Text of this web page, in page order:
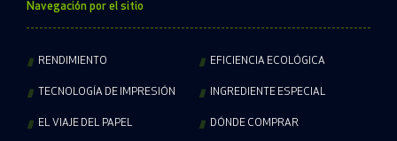
Navegación por el sitio
RENDIMIENTO EFICIENCIA ECOLÓGICA
TECNOLOGÍA DE IMPRESIÓN INGREDIENTE ESPECIAL
EL VIAJE DEL PAPEL DÓNDE COMPRAR